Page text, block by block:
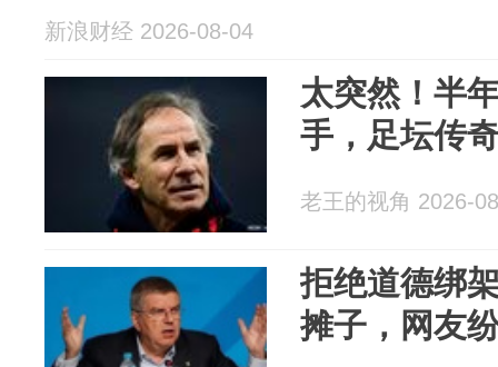
新浪财经 2026-08-04
太突然！半
手，足坛传
老王的视角 2026-
拒绝道德绑
摊子，网友